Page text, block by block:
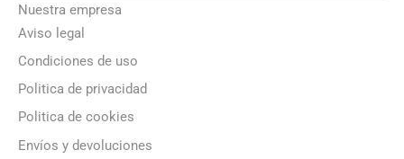
Nuestra empresa
Aviso legal
Condiciones de uso
Politica de privacidad
Politica de cookies
Envíos y devoluciones